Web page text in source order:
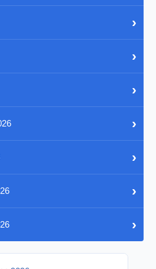
›
›
›
›
›
›
›